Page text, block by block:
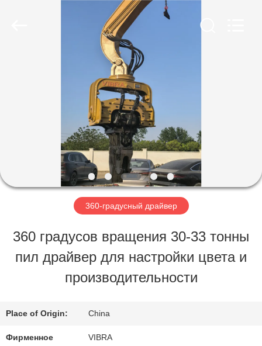
ПРОДУКТЫ
VR
НАС
ПУТЕШЕСТВИЕ
ФАБРИКИ
360-градусный драйвер
360 градусов вращения 30-33 тонны
пил драйвер для настройки цвета и
производительности
Place of Origin: China
Фирменное
VIBRA